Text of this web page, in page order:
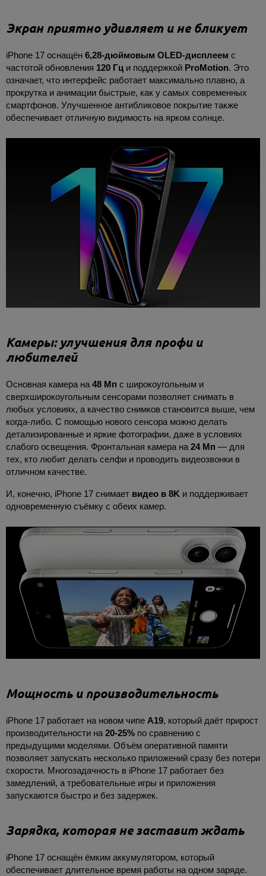
Экран приятно удивляет и не бликует
iPhone 17 оснащён 6,28-дюймовым OLED-дисплеем с
частотой обновления 120 Гц и поддержкой ProMotion. Это
означает, что интерфейс работает максимально плавно, а
прокрутка и анимации быстрые, как у самых современных
смартфонов. Улучшенное антибликовое покрытие также
обеспечивает отличную видимость на ярком солнце.
Камеры: улучшения для профи и
любителей
Основная камера на 48 Мп с широкоугольным и
сверхширокоугольным сенсорами позволяет снимать в
любых условиях, а качество снимков становится выше, чем
когда-либо. С помощью нового сенсора можно делать
детализированные и яркие фотографии, даже в условиях
слабого освещения. Фронтальная камера на 24 Мп — для
тех, кто любит делать селфи и проводить видеозвонки в
отличном качестве.
И, конечно, iPhone 17 снимает видео в 8K и поддерживает
одновременную съёмку с обеих камер.
Мощность и производительность
iPhone 17 работает на новом чипе A19, который даёт прирост
производительности на 20-25% по сравнению с
предыдущими моделями. Объём оперативной памяти
позволяет запускать несколько приложений сразу без потери
скорости. Многозадачность в iPhone 17 работает без
замедлений, а требовательные игры и приложения
запускаются быстро и без задержек.
Зарядка, которая не заставит ждать
iPhone 17 оснащён ёмким аккумулятором, который
обеспечивает длительное время работы на одном заряде.